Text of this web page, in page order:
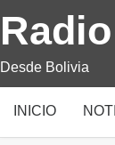
to
Desde Bolivia
INICIO